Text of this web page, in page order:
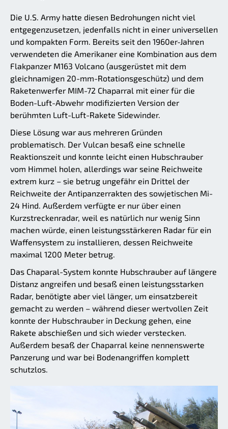
Die U.S. Army hatte diesen Bedrohungen nicht viel
entgegenzusetzen, jedenfalls nicht in einer universellen
und kompakten Form. Bereits seit den 1960er-Jahren
verwendeten die Amerikaner eine Kombination aus dem
Flakpanzer M163 Volcano (ausgerüstet mit dem
gleichnamigen 20-mm-Rotationsgeschütz) und dem
Raketenwerfer MIM-72 Chaparral mit einer für die
Boden-Luft-Abwehr modifizierten Version der
berühmten Luft-Luft-Rakete Sidewinder.
Diese Lösung war aus mehreren Gründen
problematisch. Der Vulcan besaß eine schnelle
Reaktionszeit und konnte leicht einen Hubschrauber
vom Himmel holen, allerdings war seine Reichweite
extrem kurz – sie betrug ungefähr ein Drittel der
Reichweite der Antipanzerrakten des sowjetischen Mi-
24 Hind. Außerdem verfügte er nur über einen
Kurzstreckenradar, weil es natürlich nur wenig Sinn
machen würde, einen leistungsstärkeren Radar für ein
Waffensystem zu installieren, dessen Reichweite
maximal 1200 Meter betrug.
Das Chaparal-System konnte Hubschrauber auf längere
Distanz angreifen und besaß einen leistungsstarken
Radar, benötigte aber viel länger, um einsatzbereit
gemacht zu werden – während dieser wertvollen Zeit
konnte der Hubschrauber in Deckung gehen, eine
Rakete abschießen und sich wieder verstecken.
Außerdem besaß der Chaparral keine nennenswerte
Panzerung und war bei Bodenangriffen komplett
schutzlos.